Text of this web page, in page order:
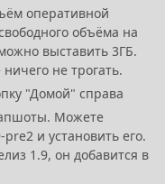
оперативной
объёма на
выставить 3ГБ.
не трогать.
"Домой" справа
Можете
и установить его.
1.9, он добавится в